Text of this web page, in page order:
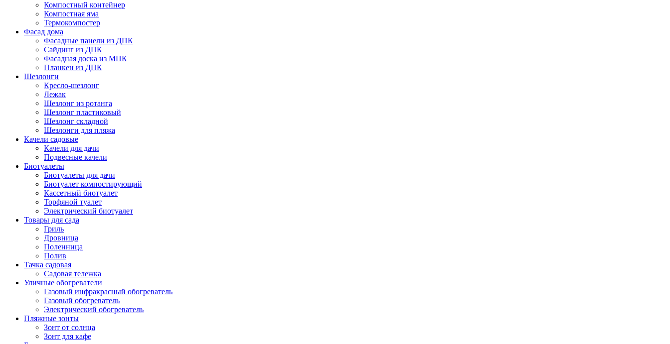
Компостный контейнер
Компостная яма
Термокомпостер
Фасад дома
Фасадные панели из ДПК
Сайдинг из ДПК
Фасадная доска из МПК
Планкен из ДПК
Шезлонги
Кресло-шезлонг
Лежак
Шезлонг из ротанга
Шезлонг пластиковый
Шезлонг складной
Шезлонги для пляжа
Качели садовые
Качели для дачи
Подвесные качели
Биотуалеты
Биотуалеты для дачи
Биотуалет компостирующий
Кассетный биотуалет
Торфяной туалет
Электрический биотуалет
Товары для сада
Гриль
Дровница
Поленница
Полив
Тачка садовая
Садовая тележка
Уличные обогреватели
Газовый инфракрасный обогреватель
Газовый обогреватель
Электрический обогреватель
Пляжные зонты
Зонт от солнца
Зонт для кафе